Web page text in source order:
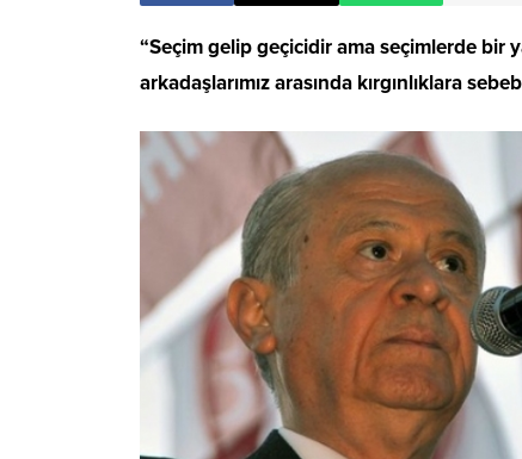
“Seçim gelip geçicidir ama seçimlerde bir
arkadaşlarımız arasında kırgınlıklara